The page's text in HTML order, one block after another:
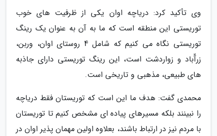
وی تأکید کرد: دریاچه اوان یکی از ظرفیت های خوب
توریستی این منطقه است که ما به آن به عنوان یک رینگ
توریستی نگاه می کنیم که شامل 4 روستای اوان، وربن،
زرآّباد و زواردشت است، این رینگ توریستی دارای جاذبه
های طبیعی، مذهبی و تاریخی است.
محمدی گفت: هدف ما این است که توریستان فقط دریاچه
را نبینند بلکه مسیرهای پیاده ای مشخص کنیم تا توریستان
با مردم نیز در ارتباط باشند، بعلاوه اولین مهمان پذیر اوان در